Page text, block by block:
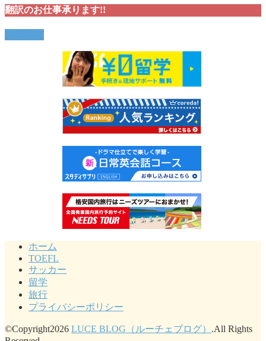
翻訳のお仕事承ります!!
ホーム
TOEFL
サッカー
留学
旅行
プライバシーポリシー
©Copyright2026 LUCE BLOG（ルーチェブログ） .All Rights